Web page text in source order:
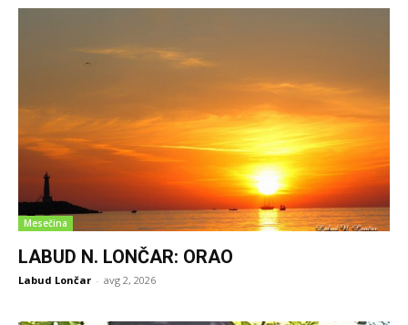
Mesečina
LABUD N. LONČAR: ORAO
Labud Lončar - avg 2, 2026